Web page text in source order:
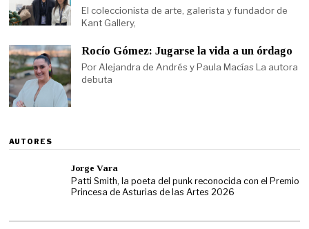
El coleccionista de arte, galerista y fundador de
Kant Gallery,
Rocío Gómez: Jugarse la vida a un órdago
Por Alejandra de Andrés y Paula Macías La autora
debuta
AUTORES
Jorge Vara
Patti Smith, la poeta del punk reconocida con el Premio
Princesa de Asturias de las Artes 2026